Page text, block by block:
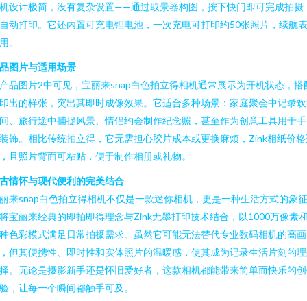
设计极简，没有复杂设置——通过取景器构图，按下快门即可完成拍摄
动打印。它还内置可充电锂电池，一次充电可打印约50张照片，续航
。
图片与适用场景
品图片2中可见，宝丽来snap白色拍立得相机通常展示为开机状态，搭
出的样张，突出其即时成像效果。它适合多种场景：家庭聚会中记录
、旅行途中捕捉风景、情侣约会制作纪念照，甚至作为创意工具用于
饰。相比传统拍立得，它无需担心胶片成本或更换麻烦，Zink相纸价
且照片背面可粘贴，便于制作相册或礼物。
情怀与现代便利的完美结合
来snap白色拍立得相机不仅是一款迷你相机，更是一种生活方式的象
宝丽来经典的即拍即得理念与Zink无墨打印技术结合，以1000万像素
色彩模式满足日常拍摄需求。虽然它可能无法替代专业数码相机的高画
但其便携性、即时性和实体照片的温暖感，使其成为记录生活片刻的
。无论是摄影新手还是怀旧爱好者，这款相机都能带来简单而快乐的
，让每一个瞬间都触手可及。